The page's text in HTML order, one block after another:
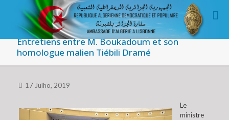
Entretiens entre M. Boukadoum et son
homologue malien Tiébili Dramé
17 Julho, 2019
Le
ministre